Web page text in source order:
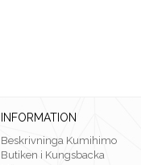
INFORMATION
Beskrivninga Kumihimo
Butiken i Kungsbacka